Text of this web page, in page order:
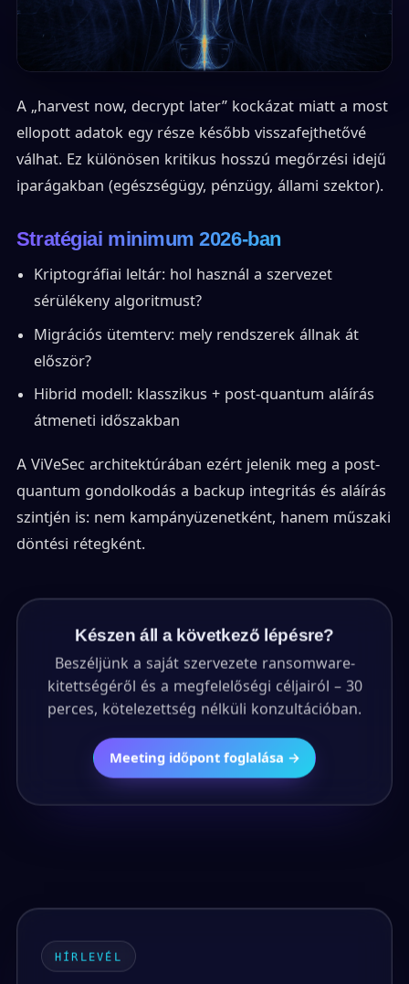
A „harvest now, decrypt later” kockázat miatt a most
ellopott adatok egy része később visszafejthetővé
válhat. Ez különösen kritikus hosszú megőrzési idejű
iparágakban (egészségügy, pénzügy, állami szektor).
Stratégiai minimum 2026-ban
Kriptográfiai leltár: hol használ a szervezet
sérülékeny algoritmust?
Migrációs ütemterv: mely rendszerek állnak át
először?
Hibrid modell: klasszikus + post-quantum aláírás
átmeneti időszakban
A ViVeSec architektúrában ezért jelenik meg a post-
quantum gondolkodás a backup integritás és aláírás
szintjén is: nem kampányüzenetként, hanem műszaki
döntési rétegként.
Készen áll a következő lépésre?
Beszéljünk a saját szervezete ransomware-
kitettségéről és a megfelelőségi céljairól – 30
perces, kötelezettség nélküli konzultációban.
Meeting időpont foglalása →
HÍRLEVÉL